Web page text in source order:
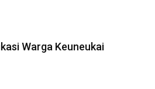
Warga Keuneukai